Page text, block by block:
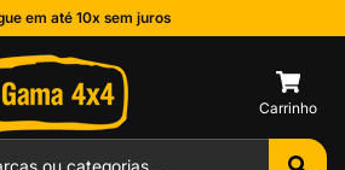
em até 10x sem juros